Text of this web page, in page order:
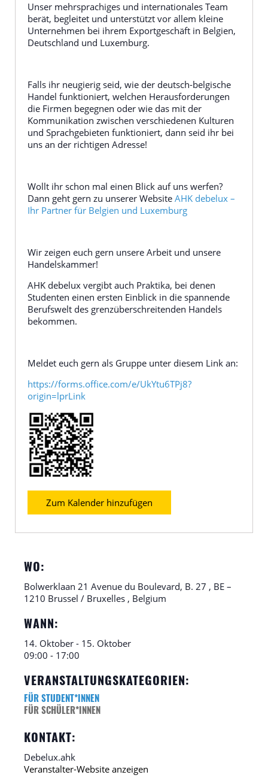
Unser mehrsprachiges und internationales Team
berät, begleitet und unterstützt vor allem kleine
Unternehmen bei ihrem Exportgeschäft in Belgien,
Deutschland und Luxemburg.
Falls ihr neugierig seid, wie der deutsch-belgische
Handel funktioniert, welchen Herausforderungen
die Firmen begegnen oder wie das mit der
Kommunikation zwischen verschiedenen Kulturen
und Sprachgebieten funktioniert, dann seid ihr bei
uns an der richtigen Adresse!
Wollt ihr schon mal einen Blick auf uns werfen?
Dann geht gern zu unserer Website AHK debelux –
Ihr Partner für Belgien und Luxemburg
Wir zeigen euch gern unsere Arbeit und unsere
Handelskammer!
AHK debelux vergibt auch Praktika, bei denen
Studenten einen ersten Einblick in die spannende
Berufswelt des grenzüberschreitenden Handels
bekommen.
Meldet euch gern als Gruppe unter diesem Link an:
https://forms.office.com/e/UkYtu6TPj8?
origin=lprLink
Zum Kalender hinzufügen
WO:
Bolwerklaan 21 Avenue du Boulevard, B. 27 , BE –
1210 Brussel / Bruxelles , Belgium
WANN:
14. Oktober - 15. Oktober
09:00 - 17:00
VERANSTALTUNGSKATEGORIEN:
FÜR SCHÜLER*INNEN
FÜR STUDENT*INNEN
KONTAKT:
Debelux.ahk
Veranstalter-Website anzeigen